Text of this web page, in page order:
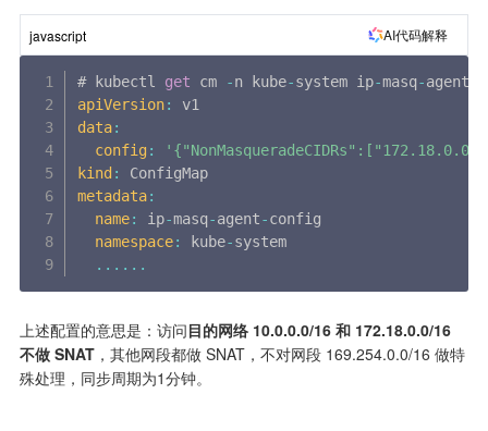
javascript AI代码解释
# kubectl get cm -n kube-system ip-masq-agent
apiVersion:
data:
config :
kind :
metadata:
name: ip-masq-agent-config
namespace: kube-system
... ...
上述配置的意思是：访问目的网络 10.0.0.0/16 和 172.18.0.0/16
不做 SNAT ，其他网段都做 SNAT，不对网段 169.254.0.0/16 做特
殊处理，同步周期为1分钟。